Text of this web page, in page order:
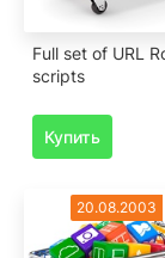
Full set of URL
scripts
Купить
20.08.2003